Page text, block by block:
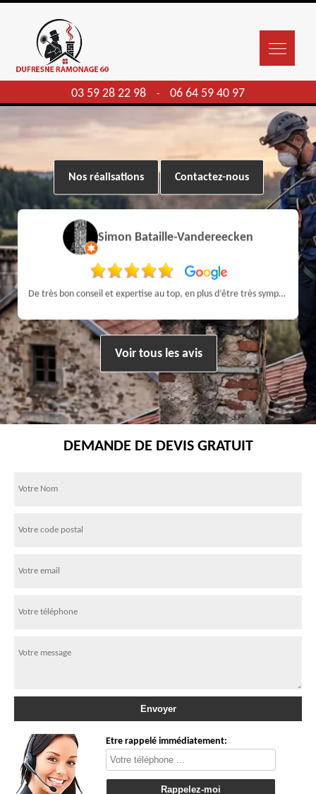
03 59 28 22 98 - 06 64 59 40 97
Nos réalisations Contactez-nous
Simon Bataille-Vandereecken
De très bon conseil et expertise au top, en plus d’être très sympathique, je recommande! Nous avons été bien aidés et renseignés sur quoi faire de notre insert et son entretien futur, merci :)
Voir tous les avis
DEMANDE DE DEVIS GRATUIT
Etre rappelé immédiatement: